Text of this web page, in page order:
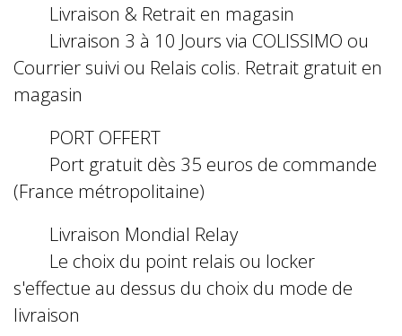
Livraison & Retrait en magasin
Livraison 3 à 10 Jours via COLISSIMO ou
Courrier suivi ou Relais colis. Retrait gratuit en
magasin
PORT OFFERT
Port gratuit dès 35 euros de commande
(France métropolitaine)
Livraison Mondial Relay
Le choix du point relais ou locker
s'effectue au dessus du choix du mode de
livraison